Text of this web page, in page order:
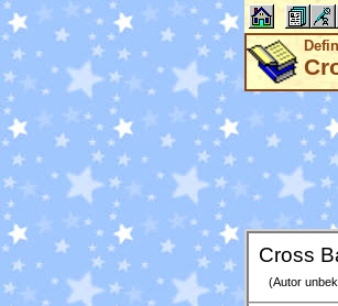
Cross
(Autor